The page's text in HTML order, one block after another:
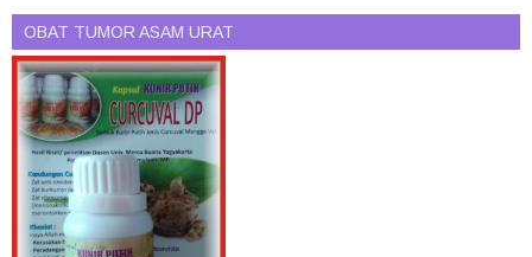
OBAT TUMOR ASAM URAT